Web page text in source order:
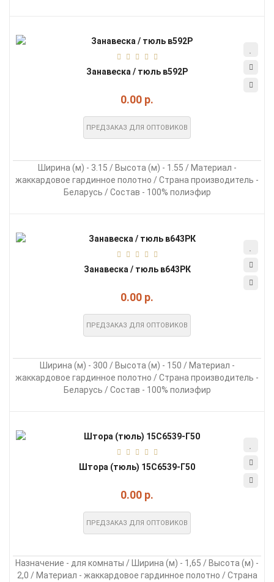
Занавеска / тюль в592Р
0.00 р.
ПРЕДЗАКАЗ ДЛЯ ОПТОВИКОВ
Ширина (м) - 3.15 / Высота (м) - 1.55 / Материал -
жаккардовое гардинное полотно / Страна производитель -
Беларусь / Состав - 100% полиэфир
Занавеска / тюль в643РК
0.00 р.
ПРЕДЗАКАЗ ДЛЯ ОПТОВИКОВ
Ширина (м) - 300 / Высота (м) - 150 / Материал -
жаккардовое гардинное полотно / Страна производитель -
Беларусь / Состав - 100% полиэфир
Штора (тюль) 15С6539-Г50
0.00 р.
ПРЕДЗАКАЗ ДЛЯ ОПТОВИКОВ
Назначение - для комнаты / Ширина (м) - 1,65 / Высота (м) -
2,0 / Материал - жаккардовое гардинное полотно / Страна